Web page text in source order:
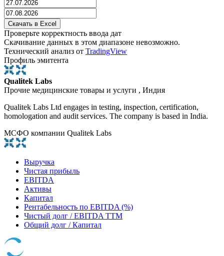
Проверьте корректность ввода дат
Скачивание данных в этом диапазоне невозможно.
Технический анализ от TradingView
Профиль эмитента
Qualitek Labs
Прочие медицинские товары и услуги , Индия
Qualitek Labs Ltd engages in testing, inspection, certification,
homologation and audit services. The company is based in India.
МСФО компании Qualitek Labs
Выручка
Чистая прибыль
EBITDA
Активы
Капитал
Рентабельность по EBITDA (%)
Чистый долг / EBITDA TTM
Общий долг / Капитал